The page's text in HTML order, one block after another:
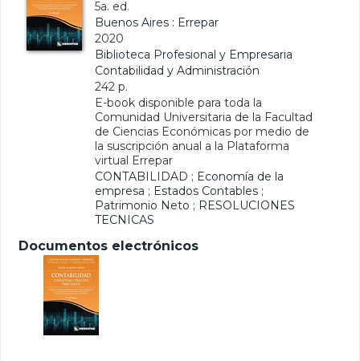
5a. ed.
Buenos Aires : Errepar
2020
Biblioteca Profesional y Empresaria
Contabilidad y Administración
242 p.
E-book disponible para toda la
Comunidad Universitaria de la Facultad
de Ciencias Económicas por medio de
la suscripción anual a la Plataforma
virtual Errepar
CONTABILIDAD ; Economía de la
empresa ; Estados Contables ;
Patrimonio Neto ; RESOLUCIONES
TECNICAS
Documentos electrónicos